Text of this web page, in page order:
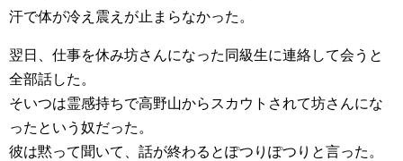
汗で体が冷え震えが止まらなかった。
翌日、仕事を休み坊さんになった同級生に連絡して会うと
全部話した。
そいつは霊感持ちで高野山からスカウトされて坊さんにな
ったという奴だった。
彼は黙って聞いて、話が終わるとぽつりぽつりと言った。